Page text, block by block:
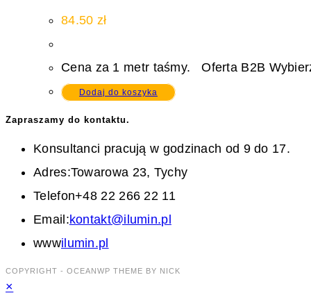
84.50 zł
Cena za 1 metr taśmy. Oferta B2B
Dodaj do koszyka
Zapraszamy do kontaktu.
Konsultanci pracują w godzinach od 9 do 17.
Adres:Towarowa 23, Tychy
Telefon+48 22 266 22 11
Email:kontakt@ilumin.plOpens
your
wwwilumin.pl
COPYRIGHT - OCEANWP THEME BY NICK
×